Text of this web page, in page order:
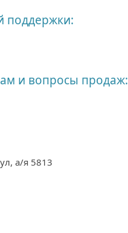
поддержки:
и вопросы продаж:
а/я 5813